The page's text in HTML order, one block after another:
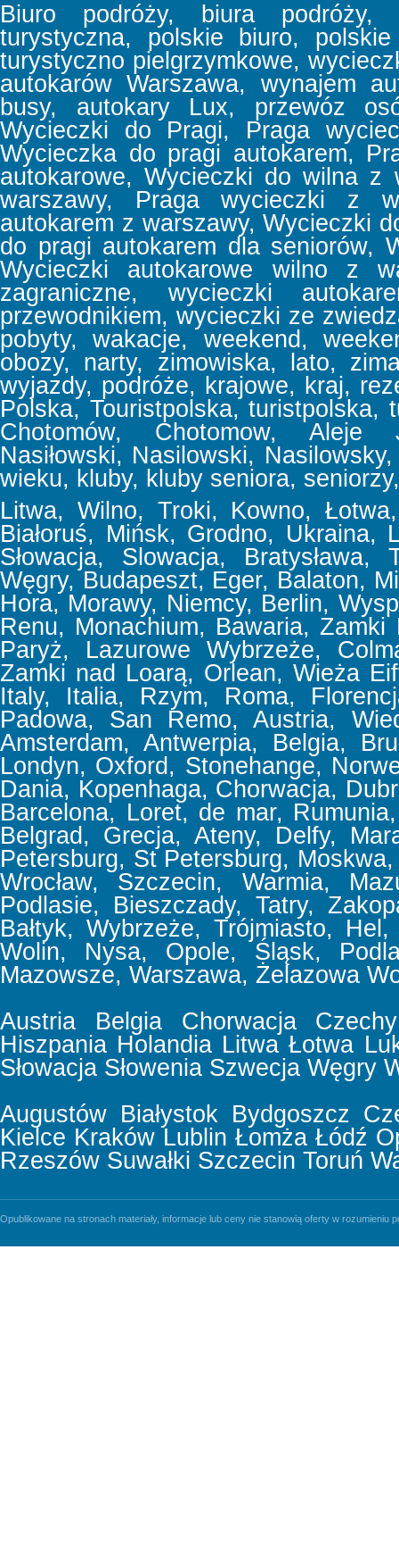
Biuro podróży, biura podróży,
turystyczna, polskie biuro,
turystyczno pielgrzymkowe,
autokarów Warszawa, wynajem
busy, autokary Lux, przewóz
Wycieczki do Pragi, Praga
Wycieczka do pragi autokarem,
autokarowe, Wycieczki do wilna z
warszawy, Praga wycieczki z
autokarem z warszawy, Wycieczki
do pragi autokarem dla seniorów,
Wycieczki autokarowe wilno z
zagraniczne, wycieczki
przewodnikiem, wycieczki ze
pobyty, wakacje, weekend,
obozy, narty, zimowiska, lato,
wyjazdy, podróże, krajowe, kraj,
Polska, Touristpolska,
Chotomów, Chotomow, Aleje
Nasiłowski, Nasilowski,
wieku, kluby, kluby seniora,
Litwa, Wilno, Troki, Kowno,
Białoruś, Mińsk, Grodno, Ukraina,
Słowacja, Slowacja, Bratysława,
Węgry, Budapeszt, Eger, Balaton,
Hora, Morawy, Niemcy, Berlin,
Renu, Monachium, Bawaria,
Paryż, Lazurowe Wybrzeże,
Zamki nad Loarą, Orlean, Wieża
Italy, Italia, Rzym, Roma,
Padowa, San Remo, Austria,
Amsterdam, Antwerpia, Belgia,
Londyn, Oxford, Stonehange,
Dania, Kopenhaga, Chorwacja,
Barcelona, Loret, de mar,
Belgrad, Grecja, Ateny, Delfy,
Petersburg, St Petersburg,
Wrocław, Szczecin, Warmia,
Podlasie, Bieszczady, Tatry,
Bałtyk, Wybrzeże, Trójmiasto,
Wolin, Nysa, Opole, Śląsk,
Mazowsze, Warszawa, Żelazowa
Austria
Belgia Chorwacja
Czechy
Hiszpania Holandia Litwa Łotwa
Słowacja Słowenia Szwecja Węgry
Augustów Białystok Bydgoszcz
Kielce Kraków Lublin Łomża Łódź
Rzeszów Suwałki Szczecin Toruń
Opublikowane na stronach materiały, informacje lub ceny nie stanowią oferty w rozumieniu